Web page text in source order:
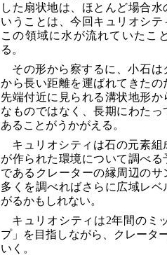
した扇状地は、ほとんど場合水
いうことは、今回キュリオシテ
この領域に水が流れていたこ
る。
その形から察するに、小石
から長い距離を運ばれてきた
先端付近に見られる溝状地形
なものではなく、長期にわた
あることがうかがえる。
キュリオシティは石の元素
が作られた環境について調べ
であるクレーターの縁周辺のサ
多くを調べればさらに広域レ
がるかもしれない。
キュリオシティは2年間のミ
プ」を目指しながら、クレータ
いく。